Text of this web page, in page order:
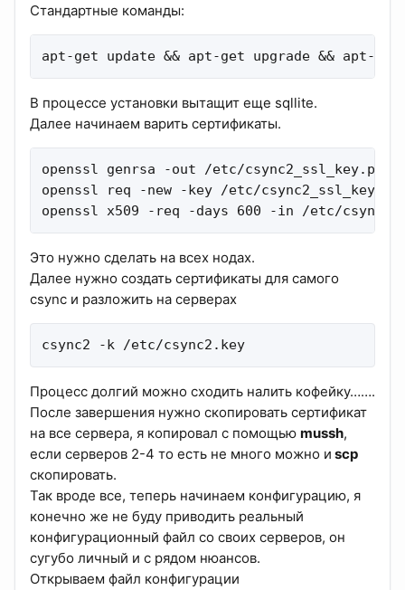
Стандартные команды:
apt-get update && apt-get upgrade && apt-
В процессе установки вытащит еще sqllite.
Далее начинаем варить сертификаты.
openssl genrsa -out /etc/csync2_ssl_key.pem
openssl req -new -key /etc/
openssl x509 -req -days 600 -in /etc/
Это нужно сделать на всех нодах.
Далее нужно создать сертификаты для самого
csync и разложить на серверах
csync2 -k /etc/csync2.key
Процесс долгий можно сходить налить кофейку…….
После завершения нужно скопировать сертификат
на все сервера, я копировал с помощью mussh,
если серверов 2-4 то есть не много можно и scp
скопировать.
Так вроде все, теперь начинаем конфигурацию, я
конечно же не буду приводить реальный
конфигурационный файл со своих серверов, он
сугубо личный и с рядом нюансов.
Открываем файл конфигурации